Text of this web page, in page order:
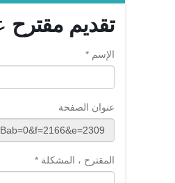
تقديم مقترح
الإسم *
عنوان الصفحة
المقترح ، المشكلة *